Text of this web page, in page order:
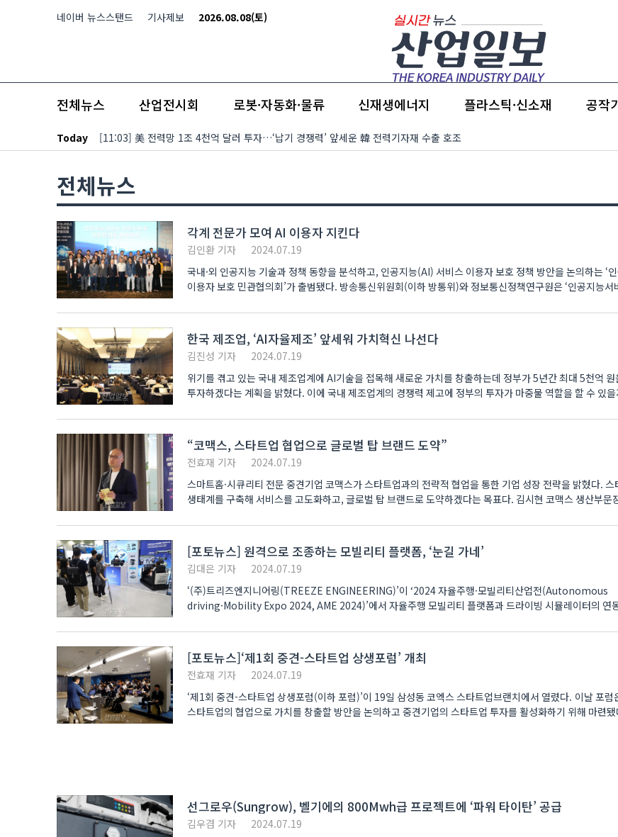
네이버 뉴스스탠드 기사제보 2026.08.08(토)
전체뉴스 산업전시회 로봇·자동화·물류 신재생에너지 플라스틱·신소재 공작
Today [11:03] 美 전력망 1조 4천억 달러 투자…‘납기 경쟁력’ 앞세운 韓 전력기자재 수출 호조
전체뉴스
각계 전문가 모여 AI 이용자 지킨다
김인환 기자
2024.07.19
국내·외 인공지능 기술과 정책 동향을 분석하고, 인공지능(AI) 서비스 이용자 보호 정책 방안을 논의하는 ‘
이용자 보호 민관협의회’가 출범됐다. 방송통신위원회(이하 방통위)와 정보통신정책연구원은 ‘인공지능서비스 이용자
한국 제조업, ‘AI자율제조’ 앞세워 가치혁신 나선다
김진성 기자
2024.07.19
위기를 겪고 있는 국내 제조업계에 AI기술을 접목해 새로운 가치를 창출하는데 정부가 5년간 최대 5천억 원
투자하겠다는 계획을 밝혔다. 이에 국내 제조업계의 경쟁력 제고에 정부의 투자가 마중물 역할을 할 수 있
“코맥스, 스타트업 협업으로 글로벌 탑 브랜드 도약”
전효재 기자
2024.07.19
스마트홈·시큐리티 전문 중견기업 코맥스가 스타트업과의 전략적 협업을 통한 기업 성장 전략을 밝혔다. 스
생태계를 구축해 서비스를 고도화하고, 글로벌 탑 브랜드로 도약하겠다는 목표다. 김시현 코맥스 생산부문장은 19일
[포토뉴스] 원격으로 조종하는 모빌리티 플랫폼, ‘눈길 가네’
김대은 기자
2024.07.19
‘(주)트리즈엔지니어링(TREEZE ENGINEERING)’이 ‘2024 자율주행·모빌리티산업전(Autonomous
driving·Mobility Expo 2024, AME 2024)’에서 자율주행 모빌리티 플랫폼과 드라이빙 시뮬레이터의 연
[포토뉴스]‘제1회 중견-스타트업 상생포럼’ 개최
전효재 기자
2024.07.19
‘제1회 중견-스타트업 상생포럼(이하 포럼)’이 19일 삼성동 코엑스 스타트업브랜치에서 열렸다. 이날 포럼
스타트업의 협업으로 가치를 창출할 방안을 논의하고 중견기업의 스타트업 투자를 활성화하기 위해 마련됐다. 포
선그로우(Sungrow), 벨기에의 800Mwh급 프로젝트에 ‘파워 타이탄’ 공급
김우겸 기자
2024.07.19